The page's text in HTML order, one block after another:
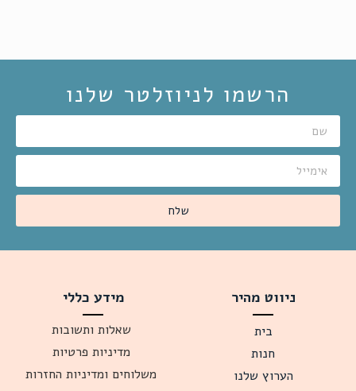
הרשמו לניוזלטר שלנו
שלח
ניווט מהיר
בית
חנות
הערוץ שלנו
מידע כללי
שאלות ותשובות
מדיניות פרטיות
משלוחים ומדיניות החזרות